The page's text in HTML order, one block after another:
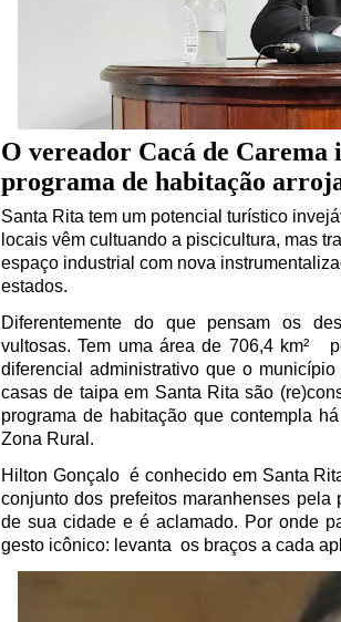
O vereador Cacá de
programa de habitação
Santa Rita tem um potencial turístico
locais vêm cultuando a piscicultura, mas
espaço industrial com nova
estados.
Diferentemente do que pensam os
vultosas. Tem uma área de 706,4 km²
diferencial administrativo que o
casas de taipa em Santa Rita são
programa de habitação que contempla
Zona Rural.
Hilton Gonçalo é conhecido em Santa
conjunto dos prefeitos maranhenses
de sua cidade e é aclamado. Por onde
gesto icônico: levanta os braços a cada